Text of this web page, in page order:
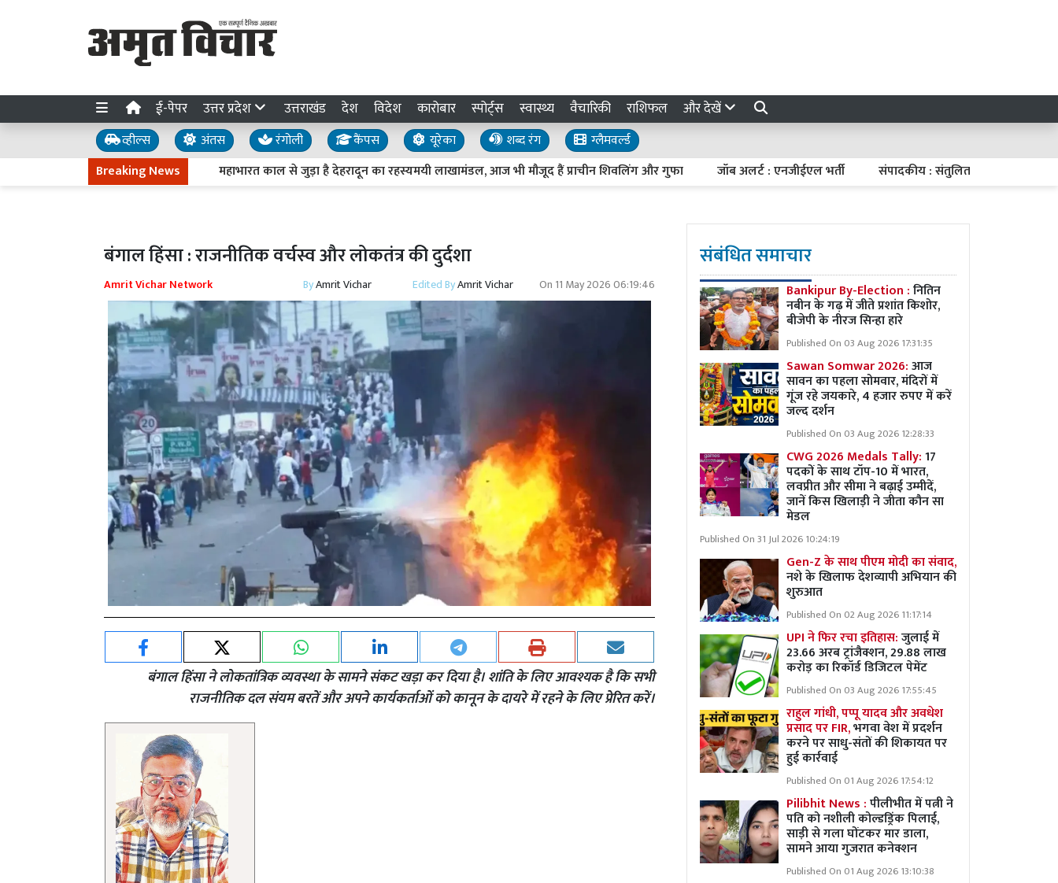
ई-पेपर उत्तर प्रदेश उत्तराखंड देश विदेश कारोबार स्पोर्ट्स स्वास्थ्य वैचारिकी राशिफल और देखें
व्हील्स अंतस रंगोली कैंपस यूरेका शब्द रंग
ग्लैमवर्ल्ड
Breaking Newsमहाभारत काल से जुड़ा है देहरादून का रहस्यमयी लाखामंडल, आज भी मौजूद हैं प्राचीन शिवलिंग और गुफा जॉब अलर्ट : एनजीईएल भर्ती संपादकीय : संतुलित मौद्रिक नीति
बंगाल हिंसा : राजनीतिक वर्चस्व और लोकतंत्र की दुर्दशा
Amrit Vichar Network ByAmrit Vichar Edited ByAmrit Vichar On 11 May 2026 06:19:46
बंगाल हिंसा ने लोकतांत्रिक व्यवस्था के सामने संकट खड़ा कर दिया है। शांति के लिए आवश्यक है कि सभी
राजनीतिक दल संयम बरतें और अपने कार्यकर्ताओं को कानून के दायरे में रहने के लिए प्रेरित करें।
संबंधित समाचार
Bankipur By-Election :नितिन
नबीन के गढ़ में जीते प्रशांत किशोर,
बीजेपी के नीरज सिन्हा हारे
Published On 03 Aug 2026 17:31:35
Sawan Somwar 2026:आज
सावन का पहला सोमवार, मंदिरों में
गूंज रहे जयकारे, 4 हजार रुपए में करें
जल्द दर्शन
Published On 03 Aug 2026 12:28:33
CWG 2026 Medals Tally:17
पदकों के साथ टॉप-10 में भारत,
लवप्रीत और सीमा ने बढ़ाई उम्मीदें,
जानें किस खिलाड़ी ने जीता कौन सा
मेडल
Published On 31 Jul 2026 10:24:19
Gen-Z के साथ पीएम मोदी का संवाद,
नशे के खिलाफ देशव्यापी अभियान की
शुरुआत
Published On 02 Aug 2026 11:17:14
UPI ने फिर रचा इतिहास:जुलाई में
23.66 अरब ट्रांजैक्शन, 29.88 लाख
करोड़ का रिकॉर्ड डिजिटल पेमेंट
Published On 03 Aug 2026 17:55:45
राहुल गांधी, पप्पू यादव और अवधेश
प्रसाद पर FIR,भगवा वेश में प्रदर्शन
करने पर साधु-संतों की शिकायत पर
हुई कार्रवाई
Published On 01 Aug 2026 17:54:12
Pilibhit News :पीलीभीत में पत्नी ने
पति को नशीली कोल्डड्रिंक पिलाई,
साड़ी से गला घोंटकर मार डाला,
सामने आया गुजरात कनेक्शन
Published On 01 Aug 2026 13:10:38